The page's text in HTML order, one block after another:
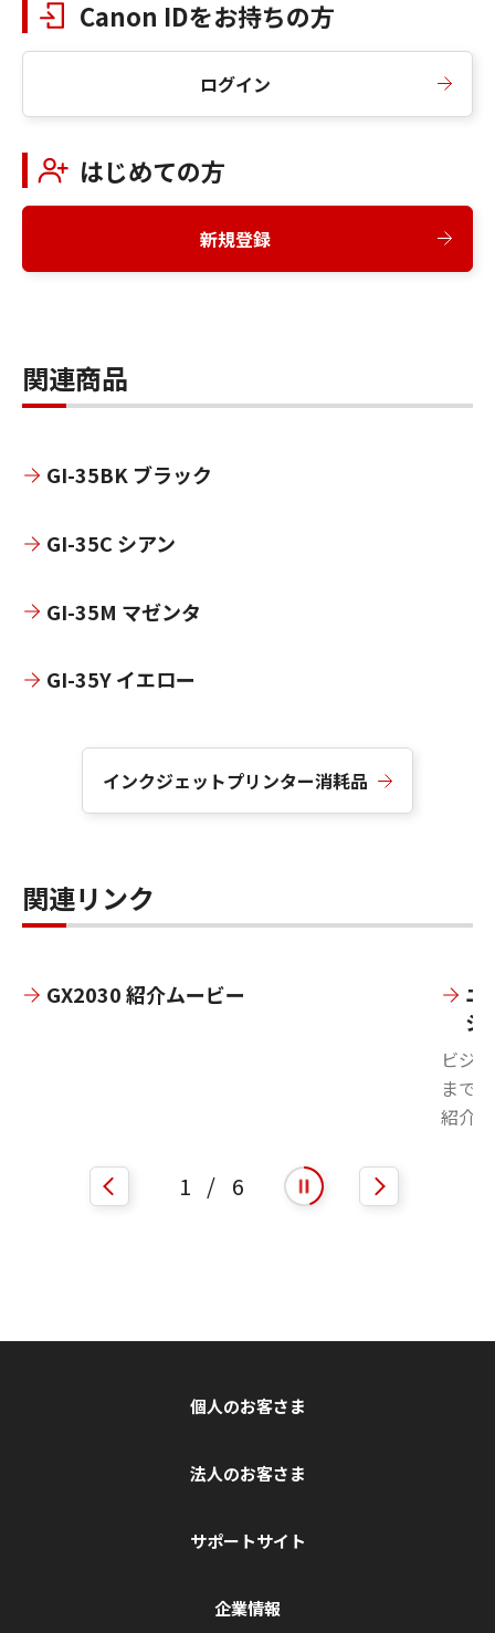
Canon IDをお持ちの方
ログイン
はじめての方
新規登録
関連商品
GI-35BK ブラック
GI-35C シアン
GI-35M マゼンタ
GI-35Y イエロー
インクジェットプリンター消耗品
関連リンク
GX2030 紹介ムービー
ニ
シ
ビジ
まで
紹介！
1 / 6 自動再生を開始
自動再生を停止
個人のお客さま
法人のお客さま
サポートサイト
企業情報